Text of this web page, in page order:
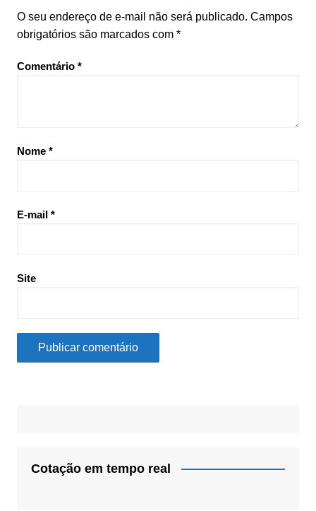
O seu endereço de e-mail não será publicado. Campos
obrigatórios são marcados com *
Comentário *
Nome *
E-mail *
Site
Cotação em tempo real